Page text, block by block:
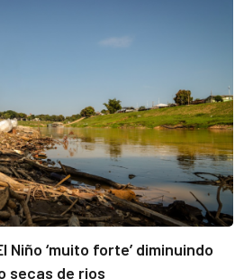
Niño ‘muito forte’ diminuindo
secas de rios